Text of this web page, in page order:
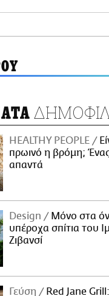
το
HEALTHY PEOPLE
πρωινό η βρόμη;
απαντά
Design
Μόνο στα
υπέροχα σπίτια του
Ζιβανσί
Γεύση
Red Jane